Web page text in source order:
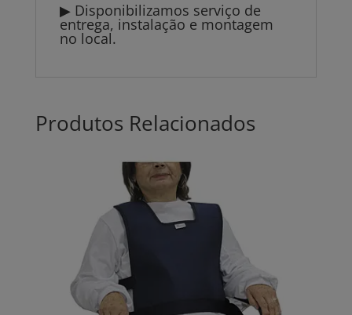
▶ Disponibilizamos serviço de
entrega, instalação e montagem
no local.
Produtos Relacionados